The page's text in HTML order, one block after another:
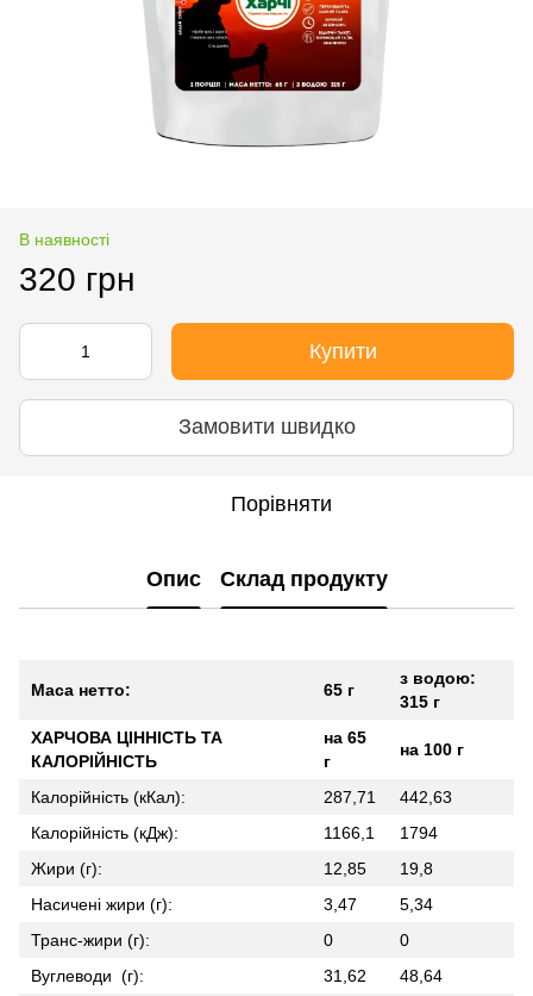
В наявності
320 грн
Купити
Замовити швидко
Порівняти
Опис Склад продукту
Маса нетто: 65 г
з водою:
315 г
ХАРЧОВА ЦІННІСТЬ ТА
КАЛОРІЙНІСТЬ
на 65
г
на 100 г
Калорійність (кКал): 287,71
442,63
Калорійність (кДж):
1166,1
1794
Жири (г):
12,85
19,8
Насичені жири (г):
3,47
5,34
Транс-жири (г):
0
0
Вуглеводи (г):
31,62
48,64